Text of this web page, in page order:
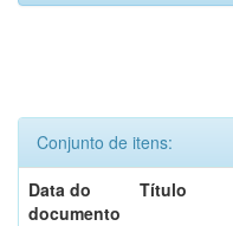
Conjunto de itens:
Data do
documento
Título